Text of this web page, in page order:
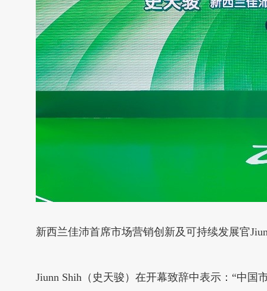
新西兰佳沛首席市场营销创新及可持续发展官
Jiunn Shih（史天骏）在开幕致辞中表示：“中